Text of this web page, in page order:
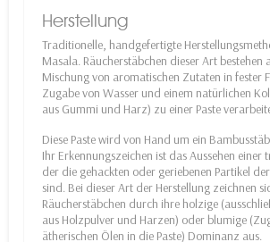
Herstellung
Traditionelle, handgefertigte
Masala. Räucherstäbchen dieser Art bestehen
Mischung von aromatischen Zutaten in fester
Zugabe von Wasser und einem natürlichen
aus Gummi und Harz) zu einer Paste
Diese Paste wird von Hand um ein
Ihr Erkennungszeichen ist das Aussehen einer
der die gehackten oder geriebenen Partikel
sind. Bei dieser Art der Herstellung zeichnen
Räucherstäbchen durch ihre holzige
aus Holzpulver und Harzen) oder blumige
ätherischen Ölen in die Paste) Dominanz aus.